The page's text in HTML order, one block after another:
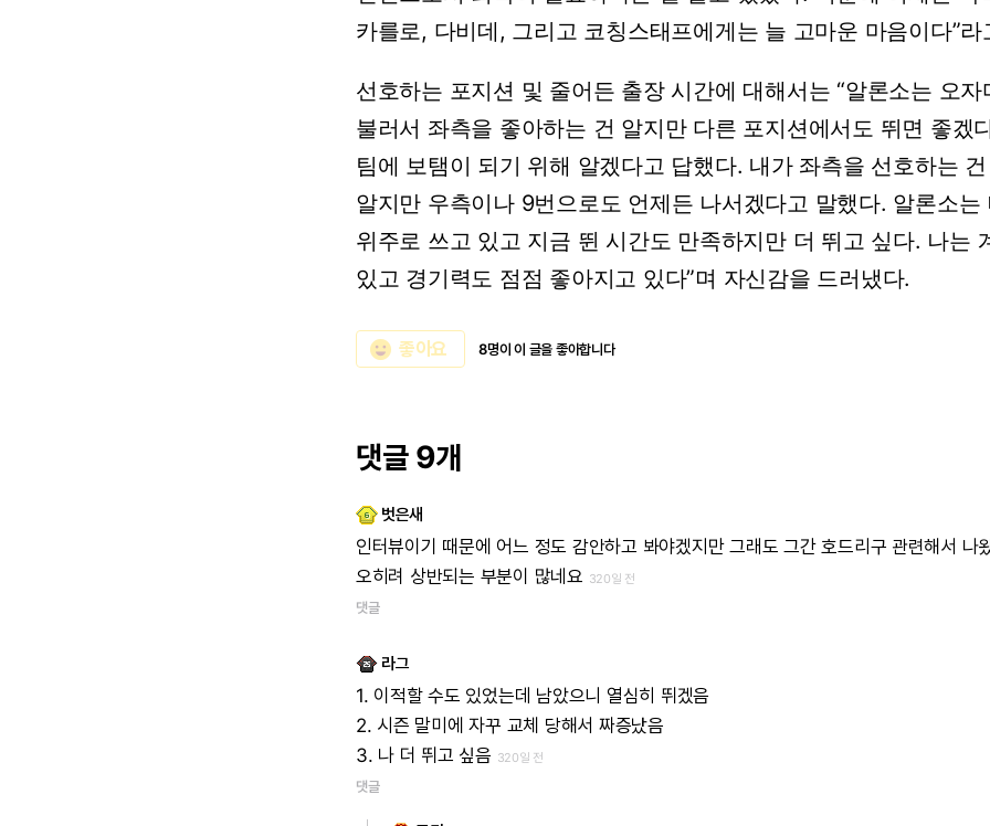
카를로, 다비데, 그리고 코칭스태프에게는 늘 고마운 마음이다”라
선호하는 포지션 및 줄어든 출장 시간에 대해서는 “알론소는 오자
불러서 좌측을 좋아하는 건 알지만 다른 포지션에서도 뛰면 좋겠
팀에 보탬이 되기 위해 알겠다고 답했다. 내가 좌측을 선호하는 건
알지만 우측이나 9번으로도 언제든 나서겠다고 말했다. 알론소는
위주로 쓰고 있고 지금 뛴 시간도 만족하지만 더 뛰고 싶다. 나는
있고 경기력도 점점 좋아지고 있다”며 자신감을 드러냈다.
emoji_emotions 좋아요 8명이 이 글을 좋아합니다
댓글 9개
벗은새
인터뷰이기 때문에 어느 정도 감안하고 봐야겠지만 그래도 그간 호드리구 관련해서 나
오히려 상반되는 부분이 많네요 320일 전
댓글
라그
1. 이적할 수도 있었는데 남았으니 열심히 뛰겠음
2. 시즌 말미에 자꾸 교체 당해서 짜증났음
3. 나 더 뛰고 싶음 320일 전
댓글